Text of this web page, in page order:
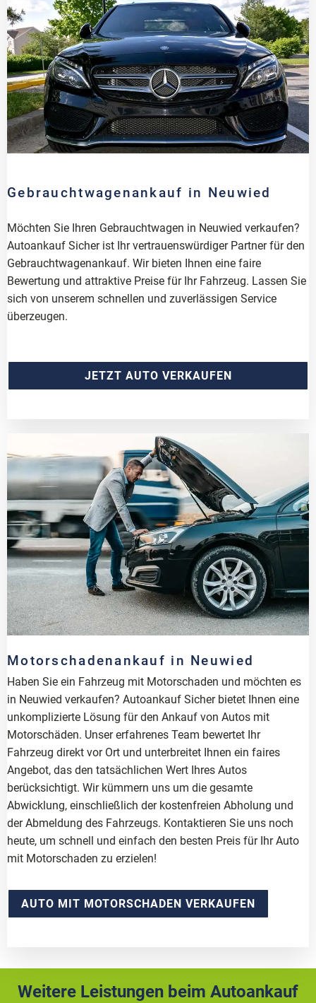
Gebrauchtwagenankauf in Neuwied
Möchten Sie Ihren Gebrauchtwagen in Neuwied verkaufen?
Autoankauf Sicher ist Ihr vertrauenswürdiger Partner für den
Gebrauchtwagenankauf. Wir bieten Ihnen eine faire
Bewertung und attraktive Preise für Ihr Fahrzeug. Lassen Sie
sich von unserem schnellen und zuverlässigen Service
überzeugen.
JETZT AUTO VERKAUFEN
Motorschadenankauf in Neuwied
Haben Sie ein Fahrzeug mit Motorschaden und möchten es
in Neuwied verkaufen? Autoankauf Sicher bietet Ihnen eine
unkomplizierte Lösung für den Ankauf von Autos mit
Motorschäden. Unser erfahrenes Team bewertet Ihr
Fahrzeug direkt vor Ort und unterbreitet Ihnen ein faires
Angebot, das den tatsächlichen Wert Ihres Autos
berücksichtigt. Wir kümmern uns um die gesamte
Abwicklung, einschließlich der kostenfreien Abholung und
der Abmeldung des Fahrzeugs. Kontaktieren Sie uns noch
heute, um schnell und einfach den besten Preis für Ihr Auto
mit Motorschaden zu erzielen!
AUTO MIT MOTORSCHADEN VERKAUFEN
Weitere Leistungen beim Autoankauf